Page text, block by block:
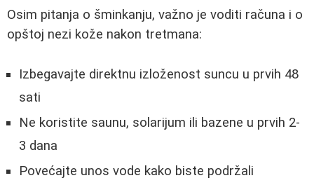
Osim pitanja o šminkanju, važno je voditi računa i o
opštoj nezi kože nakon tretmana:
Izbegavajte direktnu izloženost suncu u prvih 48
sati
Ne koristite saunu, solarijum ili bazene u prvih 2-
3 dana
Povećajte unos vode kako biste podržali